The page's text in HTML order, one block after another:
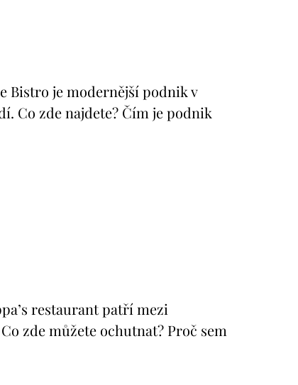
Bistro je modernější podnik v
Co zde najdete? Čím je podnik
restaurant patří mezi
zde můžete ochutnat? Proč sem